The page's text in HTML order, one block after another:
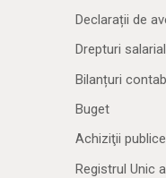
Declarații de
Drepturi
Bilanțuri
Buget
Achiziţii
Registrul Unic